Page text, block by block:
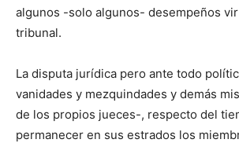
algunos -solo algunos- desempeños
tribunal.
La disputa jurídica pero ante todo
vanidades y mezquindades y demás
de los propios jueces-, respecto del
permanecer en sus estrados los